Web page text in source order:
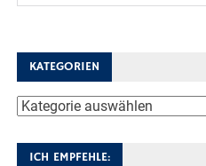
KATEGORIEN
Kategorien
ICH EMPFEHLE: